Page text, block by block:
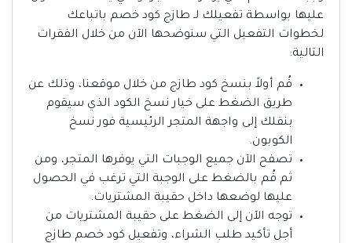
عليها بواسطة تفعيلك لـ طازج كود خصم باتباعك
لخطوات التفعيل التي سنوضحها الآن من خلال الفقرات
التالية:
قُم أولاً بنسخ كود طازج من خلال موقعنا، وذلك عن
طريق الضغط على خيار نسخ الكود الذي سيقوم
بنقلك إلى واجهة المتجر الرئيسية فور نسخ
الكوبون.
تصفح الآن جميع الوجبات التي يوفرها المتجر، ومن
ثم قُم بالضغط على الوجبة التي ترغب في الحصول
عليها لوضعها داخل حقيبة المشتريات.
توجه الآن إلى الضغط على حقيبة المشتريات من
أجل تأكيد طلب الشراء، وتفعيل كود خصم طازج